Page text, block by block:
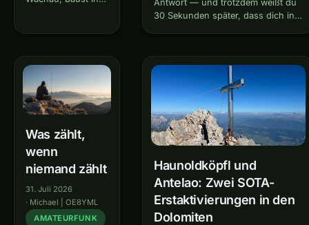
QSOs, baust alles
wieder ab — und
gehst einen
Kilometer weiter,
um es von Neuem
zu tun. Klingt…
Antwort — und trotzdem weißt du
30 Sekunden später, dass dich in
das leistet das Reverse Beacon
Network: ein…
Was zählt,
wenn
niemand zählt
31. Juli 2026
· Michael | OE8YML
AMATEURFUNK
Haunoldköpfl und
Antelao: Zwei SOTA-
Erstaktivierungen in den
Dolomiten